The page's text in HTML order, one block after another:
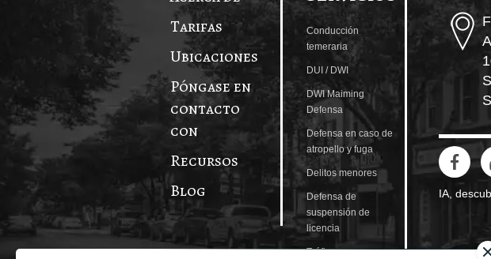
Tarifas
Ubicaciones
Póngase en
contacto
con
Recursos
Blog
Conducción
temeraria
DUI / DWI
DWI Maiming
Defensa
Defensa en caso de
atropello y fuga
Delitos menores
Defensa de
suspensión de
licencia
Tráfico
IA,